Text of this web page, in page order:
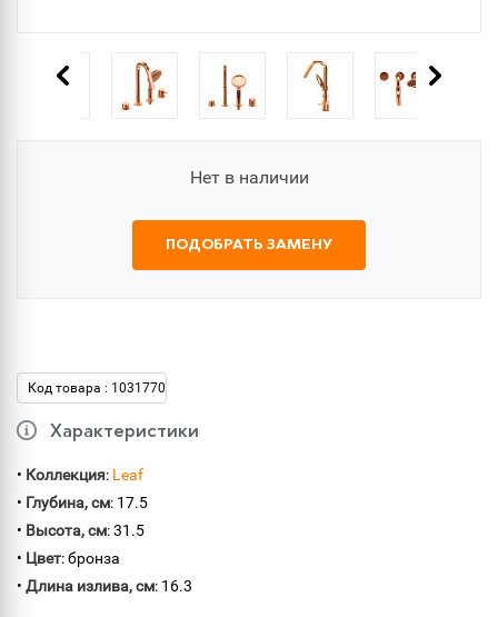
Нет в наличии
ПОДОБРАТЬ ЗАМЕНУ
Код товара : 1031770
Характеристики
• Коллекция: Leaf
• Глубина, см: 17.5
• Высота, см: 31.5
• Цвет: бронза
• Длина излива, см: 16.3